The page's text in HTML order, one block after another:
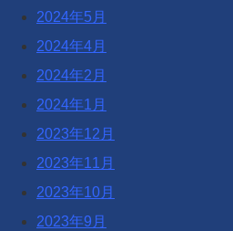
2024年5月
2024年4月
2024年2月
2024年1月
2023年12月
2023年11月
2023年10月
2023年9月